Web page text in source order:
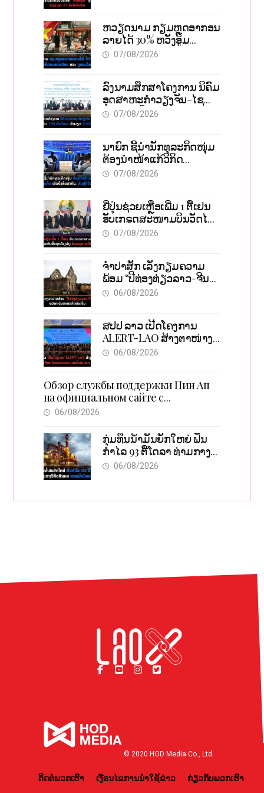
ຫວຽດນາມ ກຽມຫຼຸດອາກອນ
ລາຍໄດ້ 30% ຫວັງອູ້ມ
ທຸລະກິດຂະໜາດນ້ອຍ ແລະ
07/08/2026
ລົງນາມສຶກສາໂຄງການ ນິຄົມ
ອຸດສາຫະກຳວຽງຈັນ-ໄຊ
ທານີ ຕັ້ງເປົ້າດຶງທຶນ 150 ລ້ານ
07/08/2026
ນາຍົກ ຊີ້ນຳນັກທຸລະກິດໜຸ່ມ
ຕ້ອງນຳໜ້າແກ້ວິກິດ
ເສດຖະກິດ ເນັ້ນດຶງທຶນ
07/08/2026
ຍີ່ປຸ່ນຊ່ວຍເຫຼືອເພີ່ມ 1 ຕື້ເຢນ
ອັບເກຣດສະໜາມບິນວັດໄຕ
ຮັບຮອງການເຕີບໂຕ
07/08/2026
ຈຳປາສັກ ເລັ່ງກຽມຄວາມ
ພ້ອມ “ປີທ່ອງທ່ຽວລາວ-ຈີນ
2027” ຫວັງກະຕຸ້ນເສດຖະກິດ
06/08/2026
ສປປ ລາວ ເປີດໂຄງການ
ALERT-LAO ສ້າງຕາໜ່າງ
ເຕືອນໄພພະຍາດລະບາດທົ່ວ
06/08/2026
Обзор службы поддержки Пин Ап
на официальном сайте с
актуальной информацией
06/08/2026
ກຸ່ມທຶນນ້ຳມັນຍັກໃຫຍ່ ຟັນ
ກຳໄລ 93 ຕື້ໂດລາ ທ່າມກາງ
ວິກິດສົງຄາມ ລາຄານໍ້າມັນ
06/08/2026
© 2020 HOD Media Co., Ltd.
ຕິດຕໍ່ພວກເຮົາ ເງື່ອນໄຂການນຳໃຊ້ຂ່າວ ກ່ຽວກັບພວກເຮົາ